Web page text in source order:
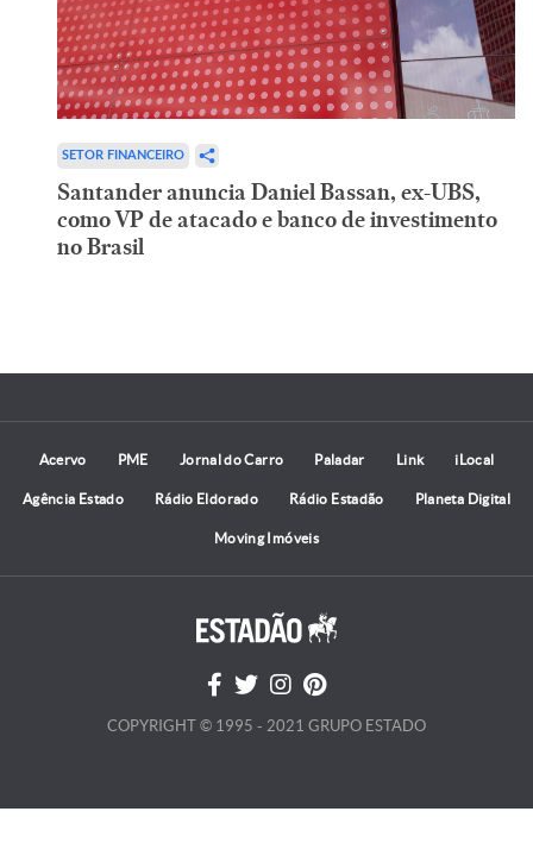
SETOR FINANCEIRO
Santander anuncia Daniel Bassan, ex-UBS,
como VP de atacado e banco de investimento
no Brasil
Acervo PME Jornal do Carro Paladar Link iLocal
Agência Estado Rádio Eldorado Rádio Estadão Planeta Digital
Moving Imóveis
COPYRIGHT © 1995 - 2021 GRUPO ESTADO